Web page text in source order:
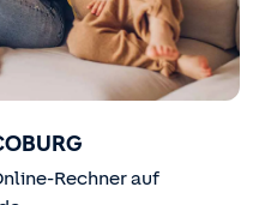
Rechner auf